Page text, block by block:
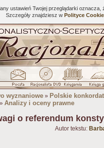
ustawień Twojej przeglądarki
Szczegóły znajdziesz w Polityce
wyznaniowe » Polskie
» Analizy i oceny prawne
o referendum
Autor tekstu: